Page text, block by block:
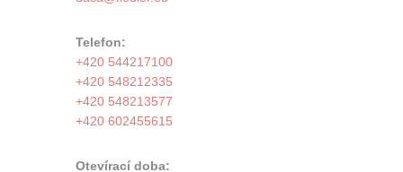
Telefon:
+420 544217100
+420 548212335
+420 548213577
+420 602455615
Otevírací doba: